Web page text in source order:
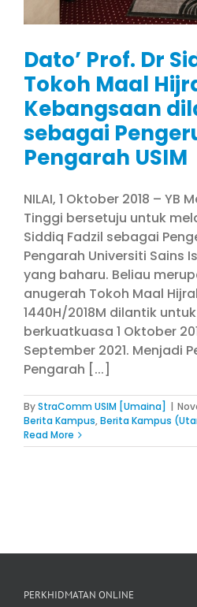
Dato’ Prof. Dr
Tokoh Maal
Kebangsaan
sebagai
Pengarah USIM
NILAI, 1 Oktober 2018 – YB
Tinggi bersetuju untuk
Siddiq Fadzil sebagai
Pengarah Universiti Sains
yang baharu. Beliau
anugerah Tokoh Maal
1440H/2018M dilantik
berkuatkuasa 1 Oktober
September 2021. Menjadi
Pengarah [...]
ByStraComm USIM [Umaina] |
Berita Kampus,Berita Kampus
Read More
PERKHIDMATAN ONLINE